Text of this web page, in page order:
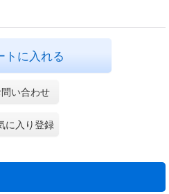
トに入れる
問い合わせ
に入り登録